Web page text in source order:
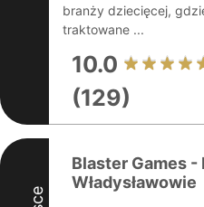
branży dziecięcej,
traktowane ...
10.0
(129)
Blaster Games -
Władysławowie